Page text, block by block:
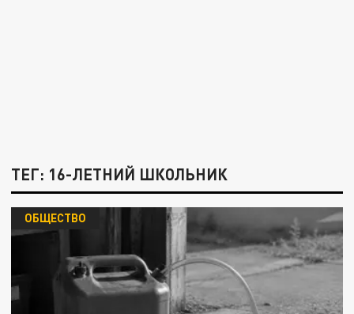
ТЕГ: 16-ЛЕТНИЙ ШКОЛЬНИК
ОБЩЕСТВО